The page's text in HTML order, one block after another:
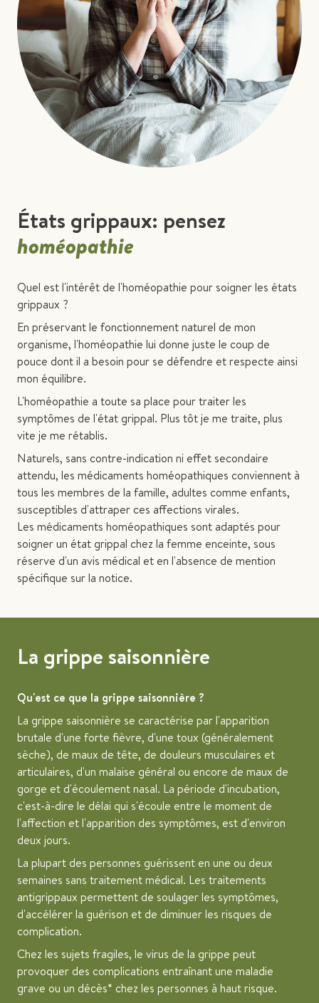
États grippaux: pensez
homéopathie
Quel est l'intérêt de l'homéopathie pour soigner les états
grippaux ?
En préservant le fonctionnement naturel de mon
organisme, l'homéopathie lui donne juste le coup de
pouce dont il a besoin pour se défendre et respecte ainsi
mon équilibre.
L'homéopathie a toute sa place pour traiter les
symptômes de l'état grippal. Plus tôt je me traite, plus
vite je me rétablis.
Naturels, sans contre-indication ni effet secondaire
attendu, les médicaments homéopathiques conviennent à
tous les membres de la famille, adultes comme enfants,
susceptibles d'attraper ces affections virales.
Les médicaments homéopathiques sont adaptés pour
soigner un état grippal chez la femme enceinte, sous
réserve d'un avis médical et en l'absence de mention
spécifique sur la notice.
La grippe saisonnière
Qu'est ce que la grippe saisonnière ?
La grippe saisonnière se caractérise par l'apparition
brutale d'une forte fièvre, d'une toux (généralement
sèche), de maux de tête, de douleurs musculaires et
articulaires, d'un malaise général ou encore de maux de
gorge et d'écoulement nasal. La période d'incubation,
c'est-à-dire le délai qui s'écoule entre le moment de
l'affection et l'apparition des symptômes, est d'environ
deux jours.
La plupart des personnes guérissent en une ou deux
semaines sans traitement médical. Les traitements
antigrippaux permettent de soulager les symptômes,
d'accélérer la guérison et de diminuer les risques de
complication.
Chez les sujets fragiles, le virus de la grippe peut
provoquer des complications entraînant une maladie
grave ou un décès* chez les personnes à haut risque.